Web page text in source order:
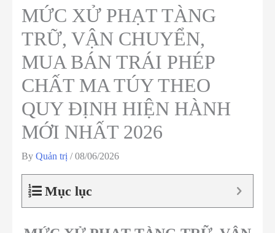
MỨC XỬ PHẠT TÀNG
TRỮ, VẬN CHUYỂN,
MUA BÁN TRÁI PHÉP
CHẤT MA TÚY THEO
QUY ĐỊNH HIỆN HÀNH
MỚI NHẤT 2026
By Quản trị /08/06/2026
Mục lục